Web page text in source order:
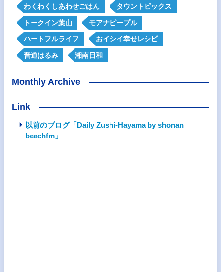
わくわくしあわせごはん タウントピックス
トークイン葉山 モアナピープル
ハートフルライフ おイシイ幸せレシピ
晋道はるみ 湘南日和
Monthly Archive
Link
以前のブログ「Daily Zushi-Hayama by shonan
beachfm」